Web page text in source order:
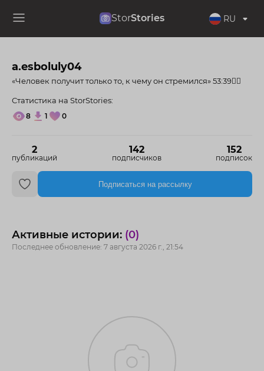
StorStories RU
a.esboluly04
2
публикаций
142
подписчиков
152
подписок
«Человек получит только то, к чему он стремился» 53:39☝🏽
Статистика на StorStories:
8 1 0
Подписаться на рассылку
Активные истории: (0)
Последнее обновление: 7 августа 2026 г., 21:54